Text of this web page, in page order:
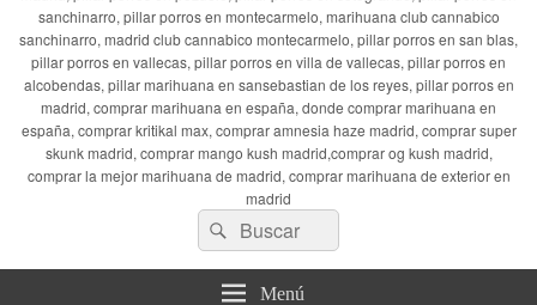
sanchinarro, pillar porros en montecarmelo, marihuana club cannabico
sanchinarro, madrid club cannabico montecarmelo, pillar porros en san blas,
pillar porros en vallecas, pillar porros en villa de vallecas, pillar porros en
alcobendas, pillar marihuana en sansebastian de los reyes, pillar porros en
madrid, comprar marihuana en españa, donde comprar marihuana en
españa, comprar kritikal max, comprar amnesia haze madrid, comprar super
skunk madrid, comprar mango kush madrid,comprar og kush madrid,
comprar la mejor marihuana de madrid, comprar marihuana de exterior en
madrid
Buscar
por:
Buscar
Menú